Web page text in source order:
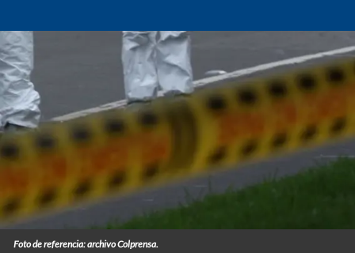
Foto de referencia: archivo Colprensa.